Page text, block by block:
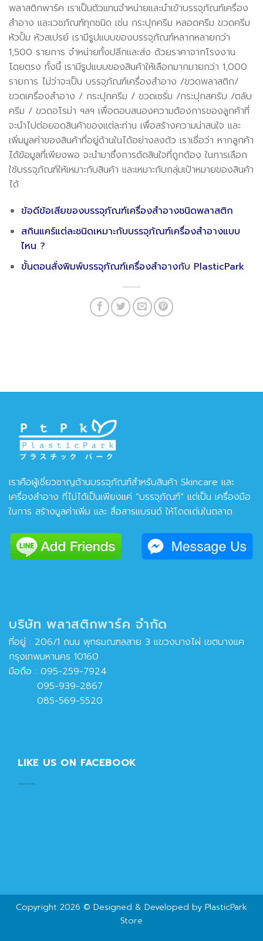
พลาสติกพาร์ค เราเป็นตัวแทนจำหน่ายและนำเข้าบรรจุภัณฑ์เครื่อง
สำอาง และเวชภัณฑ์ทุกชนิด เช่น กระปุกครีม หลอดครีม ขวดครีม
หัวปั้ม หัวสเปรย์ เรามีรูปแบบของบรรจุภัณฑ์หลากหลายกว่า
1,500 รายการ จำหน่ายทั้งปลีกและส่ง ด้วยราคาจากโรงงาน
โดยตรง ทั้งนี้ เรามีรูปแบบของสินค้าให้เลือกมากมายกว่า 1,000
รายการ ไม่ว่าจะเป็น บรรจุภัณฑ์เครื่องสำอาง /ขวดพลาสติก/
ขวดเครื่องสำอาง / กระปุกครีม / ขวดเซรั่ม /กระปุกสครับ /ตลับ
ครีม / ขวดอโรม่า ฯลฯ เพื่อตอบสนองความต้องการของลูกค้าที่
จะนำไปต่อยอดสินค้าของแต่ละท่าน เพื่อสร้างความน่าสนใจ และ
เพิ่มมูลค่าของสินค้าที่อยู่ด้านในได้อย่างลงตัว เราเชื่อว่า หากลูกค้า
ได้ข้อมูลที่เพียงพอ จะนำมาซึ่งการตัดสินใจที่ถูกต้อง ในการเลือก
ใช้บรรจุภัณฑ์ให้เหมาะกับสินค้า และเหมาะกับกลุ่มเป้าหมายของสินค้า
ได้
ข้อดีข้อเสียของบรรจุภัณฑ์เครื่องสำอางชนิดพลาสติก
สกินแคร์แต่ละชนิดเหมาะกับบรรจุภัณฑ์เครื่องสำอางแบบ
ไหน ?
ขั้นตอนสั่งพิมพ์บรรจุภัณฑ์เครื่องสำอางกับ PlasticPark
เราคือผู้เชี่ยวชาญด้านบรรจุภัณฑ์สำหรับสินค้า Skincare และ
เครื่องสำอาง ที่ไม่ได้เป็นเพียงแค่ “บรรจุภัณฑ์” แต่เป็น เครื่องมือ
ในการ สร้างมูลค่าเพิ่ม และ สื่อสารแบรนด์ ให้โดดเด่นในตลาด
บริษัท พลาสติกพาร์ค จำกัด
ที่อยู่ : 206/1 ถนน พุทธมณฑลสาย 3 แขวงบางไผ่ เขตบางแค
กรุงเทพมหานคร 10160
มือถือ : 095-259-7924
095-939-2867
085-569-5520
LIKE US ON FACEBOOK
Copyright 2026 © Designed & Developed by PlasticPark
Store